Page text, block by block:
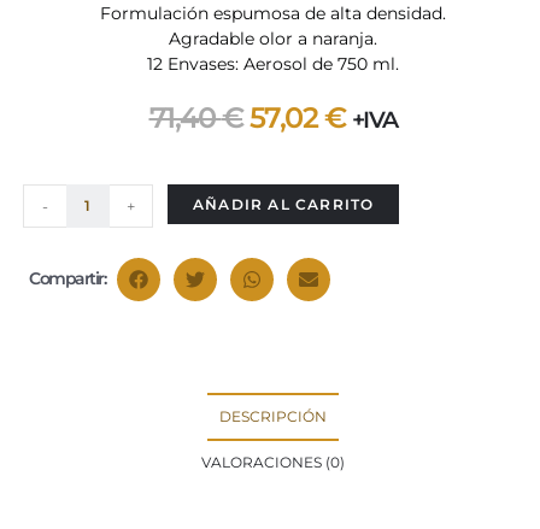
Formulación espumosa de alta densidad.
Agradable olor a naranja.
12 Envases: Aerosol de 750 ml.
71,40€ 57,02€ +IVA
- + AÑADIR AL CARRITO
Compartir:
DESCRIPCIÓN
VALORACIONES (0)